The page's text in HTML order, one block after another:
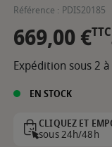
Référence : PDIS20185
669,00 €TTC
Expédition sous 2
EN STOCK
CLIQUEZ ET
sous 24h/48h